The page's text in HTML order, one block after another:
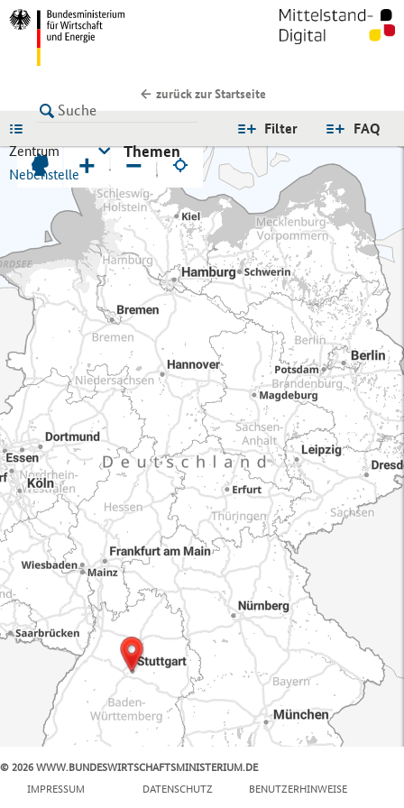
zurück zur Startseite
FAQ
Filter
Zentrum
Nebenstelle
Themen
+ −
© 2026 WWW.BUNDESWIRTSCHAFTSMINISTERIUM.DE
IMPRESSUM
DATENSCHUTZ BENUTZERHINWEISE